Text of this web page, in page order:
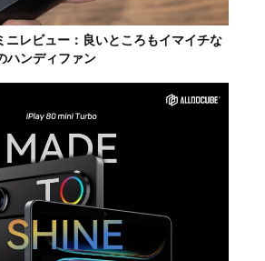
レビュー：良いところもイマイチな
ハンディファン